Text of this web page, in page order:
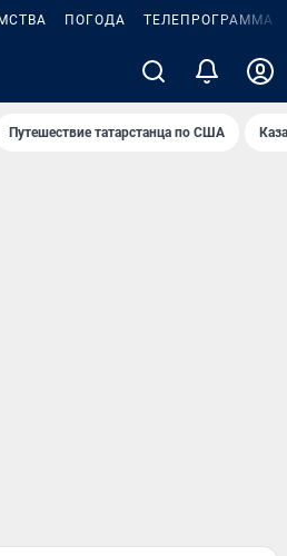
ПОГОДА ТЕЛЕПРОГРАММА
Путешествие татарстанца по США